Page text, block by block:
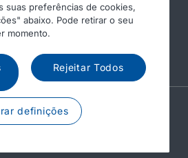
DAF
Aviso legal
suas preferências de cookies,
abaixo. Pode retirar o seu
momento.
Rejeitar Todos
definições